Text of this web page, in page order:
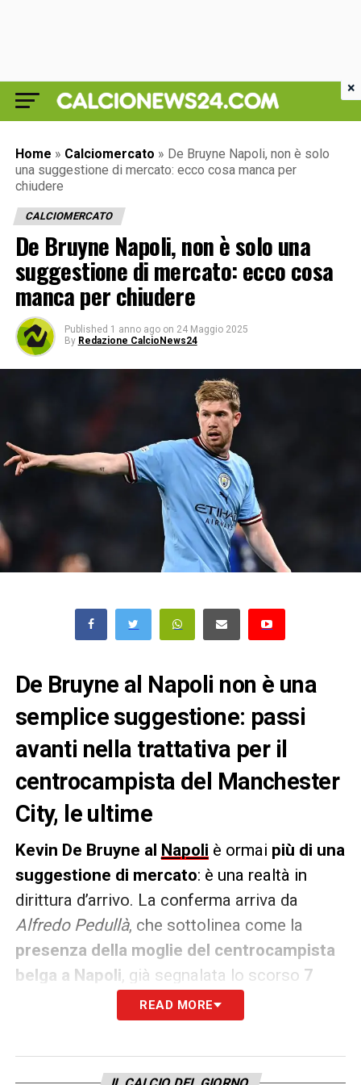
Home » Calciomercato » De Bruyne Napoli, non è solo
una suggestione di mercato: ecco cosa manca per
chiudere
CALCIOMERCATO
De Bruyne Napoli, non è solo una
suggestione di mercato: ecco cosa
manca per chiudere
Published 1 anno ago on 24 Maggio 2025
By Redazione CalcioNews24
De Bruyne al Napoli non è una
semplice suggestione: passi
avanti nella trattativa per il
centrocampista del Manchester
City, le ultime
Kevin De Bruyne al Napoli è ormai più di una
suggestione di mercato: è una realtà in
dirittura d’arrivo. La conferma arriva da
Alfredo Pedullà, che sottolinea come la
presenza della moglie del centrocampista
belga a Napoli, già segnalata lo scorso 7
, non fossecasuale ma un chiaro
verso la destinazione scelta. Il
concreto, e nonostante nelle scorse
READ MORE
×